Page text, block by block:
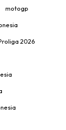
motogp
2026